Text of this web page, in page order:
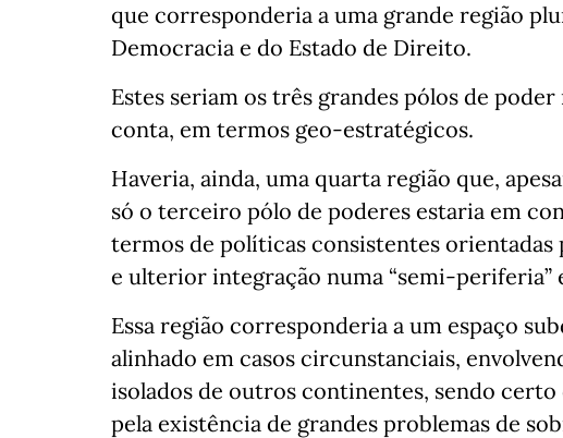
que corresponderia a uma grande região
Democracia e do Estado de Direito.
Estes seriam os três grandes pólos de
conta, em termos geo-estratégicos.
Haveria, ainda, uma quarta região que,
só o terceiro pólo de poderes estaria em
termos de políticas consistentes orientadas
e ulterior integração numa “semi-periferia”
Essa região corresponderia a um espaço
alinhado em casos circunstanciais,
isolados de outros continentes, sendo certo
pela existência de grandes problemas de